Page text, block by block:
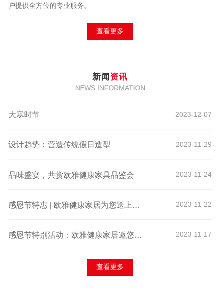
户提供全方位的专业服务。
查看更多
新闻 资讯
NEWS INFORMATION
大寒时节 2023-12-07
设计趋势：营造传统假日造型 2023-11-29
品味盛宴，共赏欧雅健康家具品鉴会 2023-11-24
感恩节特惠 | 欧雅健康家居为您送上诚挚的感谢与独家折扣！ 2023-11-22
感恩节特别活动：欧雅健康家居邀您体验科技舒适，赢取专属好礼！ 2023-11-17
查看更多